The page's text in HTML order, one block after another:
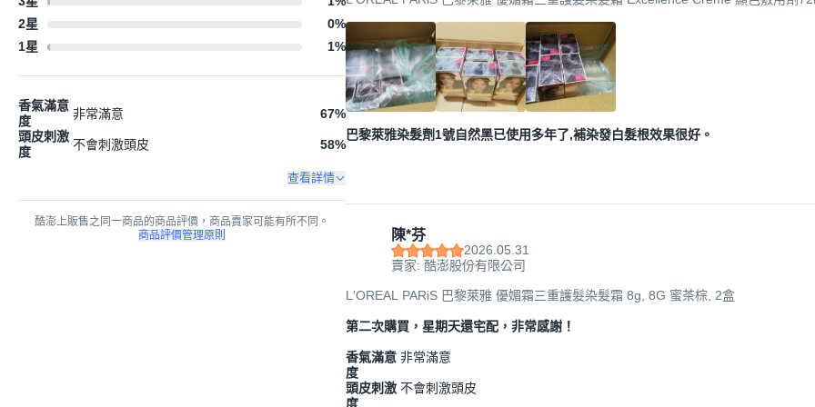
2星
0%
1星
1%
香氣滿意
度
非常滿意 67%
頭皮刺激
度
不會刺激頭皮 58%
查看詳情
酷澎上販售之同一商品的商品評價，商品賣家可能有所不同。
商品評價管理原則
巴黎萊雅染髮劑1號自然黑已使用多年了,補染發白髮根效果很好。
陳*芬
2026.05.31
賣家: 酷澎股份有限公司
L'OREAL PARiS 巴黎萊雅 優媚霜三重護髮染髮霜 8g, 8G 蜜茶棕, 2盒
第二次購買，星期天還宅配，非常感謝！
香氣滿意
度
非常滿意
頭皮刺激
度
不會刺激頭皮